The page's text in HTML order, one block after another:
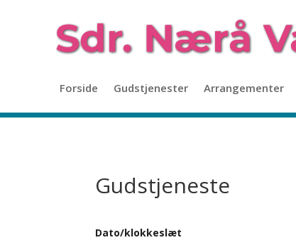
Forside Gudstjenester Arrangementer
Gudstjeneste
Dato/klokkeslæt